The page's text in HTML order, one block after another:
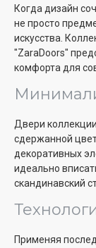
Когда дизайн
не просто
искусства.
"ZaraDoors"
комфорта для
Двери
сдержанной
декоративных
идеально
скандинавский
Применяя